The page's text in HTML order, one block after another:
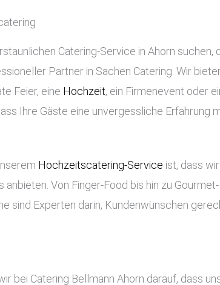
Catering-Service in Ahorn suchen,
Partner in Sachen Catering. Wir
Feier, eine Hochzeit, ein Firmenevent oder
Ihre Gäste eine unvergessliche Erfahrung
Hochzeitscatering-Service ist, dass
anbieten. Von Finger-Food bis hin zu
sind Experten darin, Kundenwünschen
bei Catering Bellmann Ahorn darauf, dass